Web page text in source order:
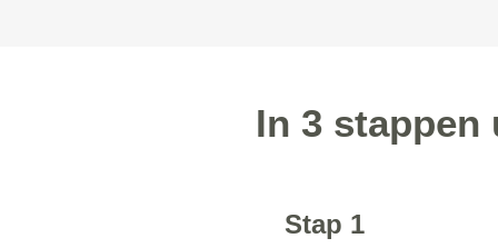
In 3 stappen
Stap 1